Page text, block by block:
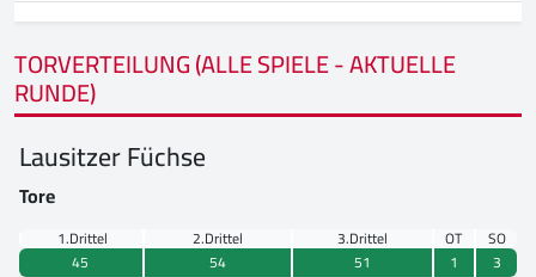
TORVERTEILUNG (ALLE SPIELE - AKTUELLE
RUNDE)
Lausitzer Füchse
Tore
1.Drittel 2.Drittel 3.Drittel OT
SO
45
54 51 1 3